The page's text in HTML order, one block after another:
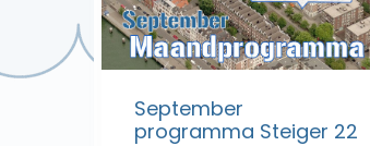
September
programma Steiger 22